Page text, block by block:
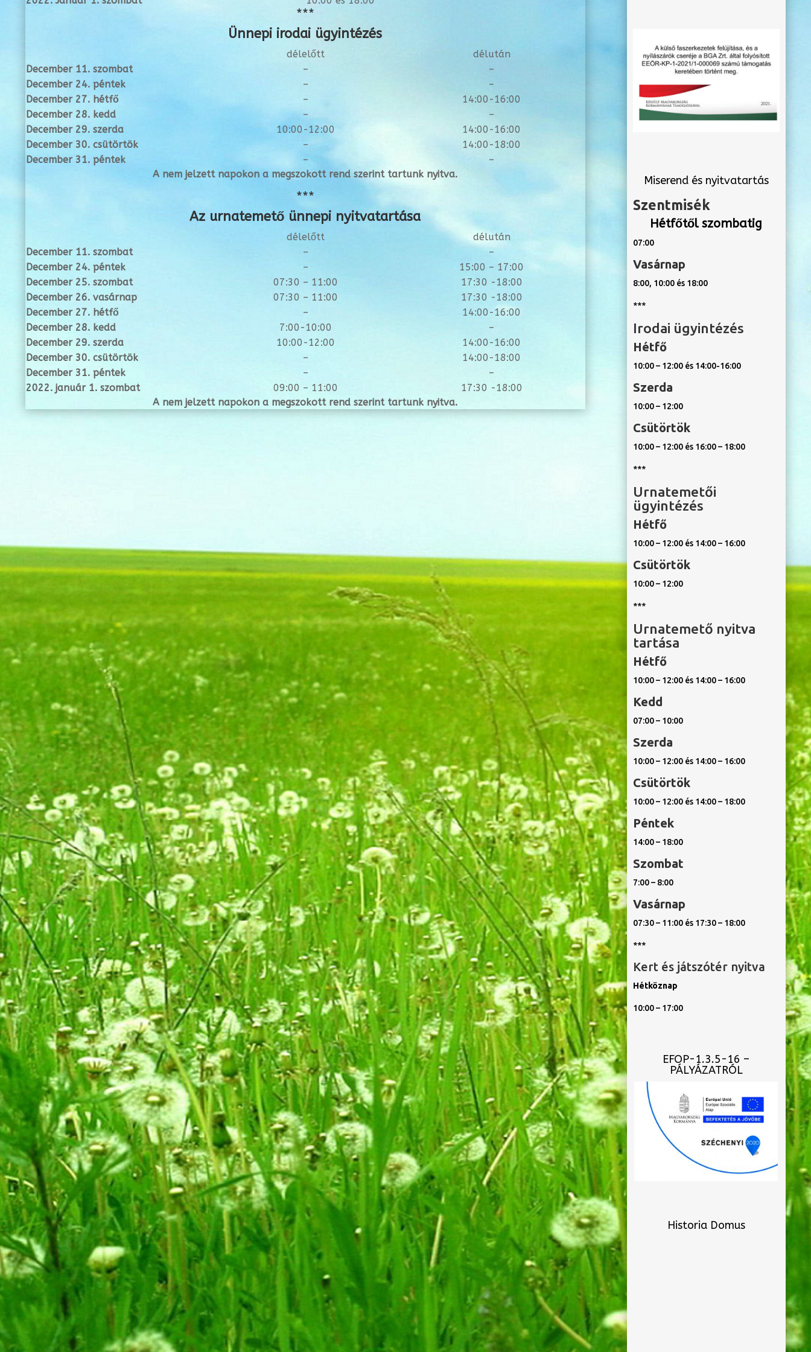
***
Ünnepi irodai ügyintézés
délelőtt
délután
December 11. szombat
–
–
December 24. péntek
–
–
December 27. hétfő
–
14:00-16:00
December 28. kedd
–
–
December 29. szerda
10:00-12:00
14:00-16:00
December 30. csütörtök
–
14:00-18:00
December 31. péntek
–
–
A nem jelzett napokon a megszokott rend szerint tartunk nyitva.
***
Az urnatemető ünnepi nyitvatartása
délelőtt
délután
December 11. szombat
–
–
December 24. péntek
–
15:00 – 17:00
December 25. szombat
07:30 – 11:00
17:30 -18:00
December 26. vasárnap
07:30 – 11:00
17:30 -18:00
December 27. hétfő
–
14:00-16:00
December 28. kedd
7:00-10:00
–
December 29. szerda
10:00-12:00
14:00-16:00
December 30. csütörtök
–
14:00-18:00
December 31. péntek
–
–
2022. január 1. szombat
09:00 – 11:00
17:30 -18:00
A nem jelzett napokon a megszokott rend szerint tartunk nyitva.
Miserend és nyitvatartás
Szentmisék
Hétfőtől szombatig
07:00
Vasárnap
8:00, 10:00 és 18:00
***
Irodai ügyintézés
Hétfő
10:00 – 12:00 és 14:00-16:00
Szerda
10:00 – 12:00
Csütörtök
10:00 – 12:00 és 16:00 – 18:00
***
Urnatemetői
ügyintézés
Hétfő
10:00 – 12:00 és 14:00 – 16:00
Csütörtök
10:00 – 12:00
***
Urnatemető nyitva
tartása
Hétfő
10:00 – 12:00 és 14:00 – 16:00
Kedd
07:00 – 10:00
Szerda
10:00 – 12:00 és 14:00 – 16:00
Csütörtök
10:00 – 12:00 és 14:00 – 18:00
Péntek
14:00 – 18:00
Szombat
7:00 – 8:00
Vasárnap
07:30 – 11:00 és 17:30 – 18:00
***
Kert és játszótér nyitva
Hétköznap
10:00 – 17:00
EFOP-1.3.5-16 –
PÁLYÁZATRÓL
Historia Domus